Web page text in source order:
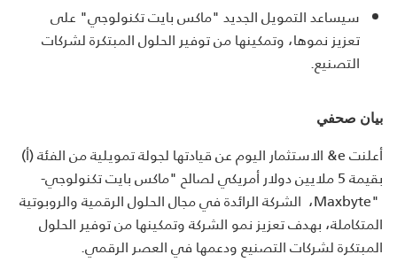
سيساعد التمويل الجديد "ماكس بايت تكنولوجي" على
تعزيز نموها، وتمكينها من توفير الحلول المبتكرة لشركات
التصنيع.
بيان صحفي
أعلنت&eالاستثمار اليوم عن قيادتها لجولة تمويلية من الفئة (أ)
بقيمة 5 ملايين دولار أمريكي لصالح "ماكس بايت تكنولوجي
-
Maxbyte"، الشركة الرائدة في مجال الحلول الرقمية والروبوتية
المتكاملة، بهدف تعزيز نمو الشركة وتمكينها من توفير الحلول
المبتكرة لشركات التصنيع ودعمها في العصر الرقمي.